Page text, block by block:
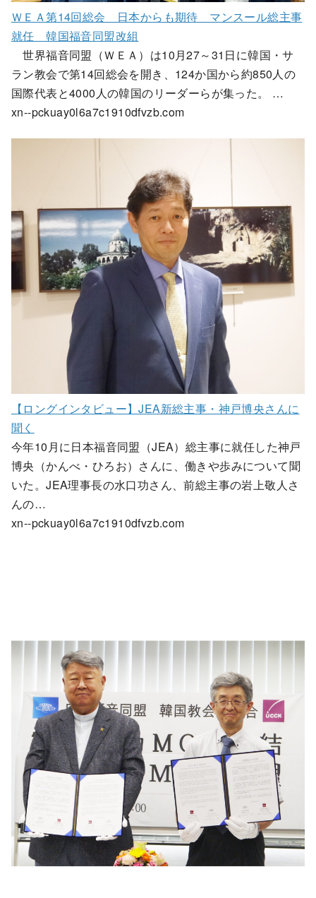
ＷＥＡ第14回総会 日本からも期待 マンスール総主事
就任 韓国福音同盟改組
世界福音同盟（ＷＥＡ）は10月27～31日に韓国・サ
ラン教会で第14回総会を開き、124か国から約850人の
国際代表と4000人の韓国のリーダーらが集った。 …
xn--pckuay0l6a7c1910dfvzb.com
【ロングインタビュー】JEA新総主事・神戸博央さんに
聞く
今年10月に日本福音同盟（JEA）総主事に就任した神戸
博央（かんべ・ひろお）さんに、働きや歩みについて聞
いた。JEA理事長の水口功さん、前総主事の岩上敬人さ
んの…
xn--pckuay0l6a7c1910dfvzb.com